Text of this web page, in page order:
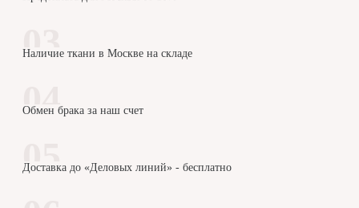
Наличие ткани в Москве на складе
Обмен брака за наш счет
Доставка до «Деловых линий» - бесплатно